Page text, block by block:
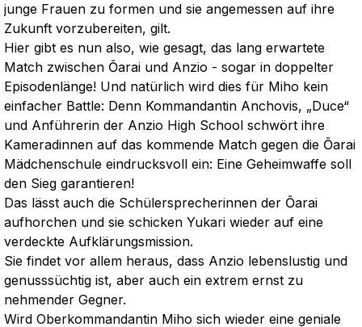
junge Frauen zu formen und sie angemessen auf ihre
Zukunft vorzubereiten, gilt.
Hier gibt es nun also, wie gesagt, das lang erwartete
Match zwischen Ōarai und Anzio - sogar in doppelter
Episodenlänge! Und natürlich wird dies für Miho kein
einfacher Battle: Denn Kommandantin Anchovis, „Duce“
und Anführerin der Anzio High School schwört ihre
Kameradinnen auf das kommende Match gegen die Ōarai
Mädchenschule eindrucksvoll ein: Eine Geheimwaffe soll
den Sieg garantieren!
Das lässt auch die Schülersprecherinnen der Ōarai
aufhorchen und sie schicken Yukari wieder auf eine
verdeckte Aufklärungsmission.
Sie findet vor allem heraus, dass Anzio lebenslustig und
genusssüchtig ist, aber auch ein extrem ernst zu
nehmender Gegner.
Wird Oberkommandantin Miho sich wieder eine geniale